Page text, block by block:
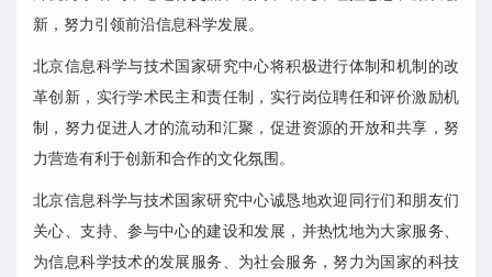
新，努力引领前沿信息科学发展。
北京信息科学与技术国家研究中心将积极进行体制和机制的改
革创新，实行学术民主和责任制，实行岗位聘任和评价激励机
制，努力促进人才的流动和汇聚，促进资源的开放和共享，努
力营造有利于创新和合作的文化氛围。
北京信息科学与技术国家研究中心诚恳地欢迎同行们和朋友们
关心、支持、参与中心的建设和发展，并热忱地为大家服务、
为信息科学技术的发展服务、为社会服务，努力为国家的科技